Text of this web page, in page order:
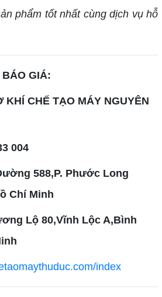
phẩm tốt nhất cùng dịch vụ hỗ
GIÁ:
KHÍ CHẾ TẠO MÁY NGUYÊN
004
588,P. Phước Long
Chí Minh
Lộ 80,Vĩnh Lộc A,Bình
index